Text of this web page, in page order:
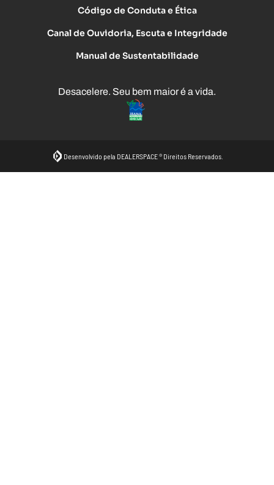
Código de Conduta e Ética
Canal de Ouvidoria, Escuta e Integridade
Manual de Sustentabilidade
Desacelere. Seu bem maior é a vida.
Desenvolvido pela DEALERSPACE ® Direitos Reservados.